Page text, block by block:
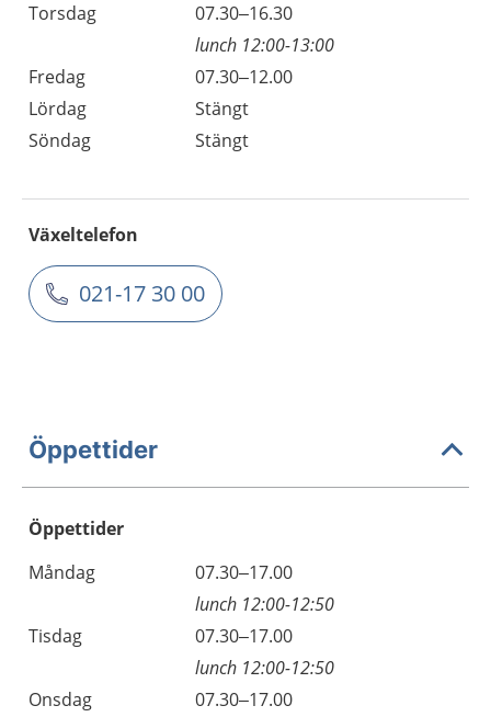
Torsdag
07.30–16.30
lunch 12:00-13:00
Fredag
07.30–12.00
Lördag
Stängt
Söndag
Stängt
Växeltelefon
021-17 30 00
Öppettider
Öppettider
Dag
Öppettider
Kommentarer
Måndag
07.30–17.00
lunch 12:00-12:50
Tisdag
07.30–17.00
lunch 12:00-12:50
Onsdag
07.30–17.00